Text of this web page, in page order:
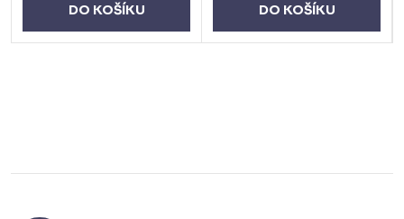
DO KOŠÍKU DO KOŠÍKU